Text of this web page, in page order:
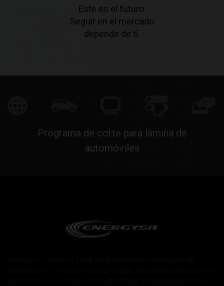
Este es el futuro.
Seguir en el mercado
depende de tí.
Programa de corte para lámina de
automóviles